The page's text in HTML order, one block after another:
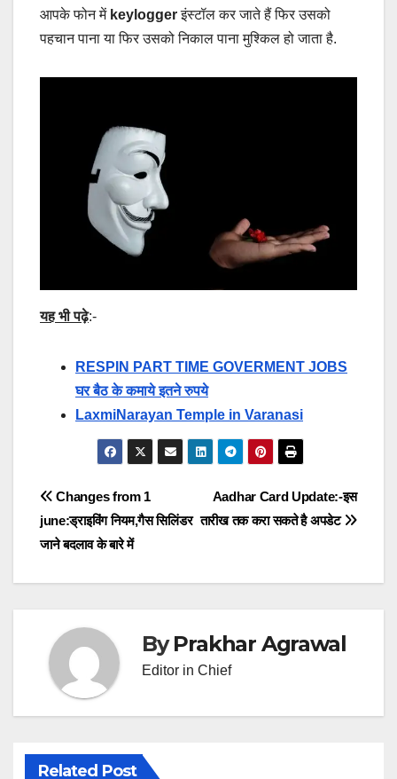
आपके फोन में keyloggerइंस्टॉल कर जाते हैं फिर उसको
पहचान पाना या फिर उसको निकाल पाना मुश्किल हो जाता है.
यह भी पढ़े:-
RESPIN PART TIME GOVERMENT JOBS
घर बैठ के कमाये इतने रुपये
LaxmiNarayan Temple in Varanasi
Post
navigation
Aadhar Card Update:-इस
तारीख तक करा सकते है अपडेट
Changes from 1
june:ड्राइविंग नियम,गैस सिलिंडर
जाने बदलाव के बारे में
ByPrakhar Agrawal
Editor in Chief
Related Post